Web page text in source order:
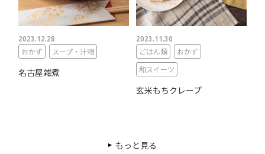
2023.12.28
おかず スープ・汁物
名古屋雑煮
2023.11.30
ごはん類
おかず
和スイーツ
玄米もちクレープ
もっと見る